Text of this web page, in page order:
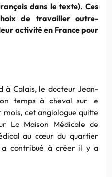
dans le texte). Ces
de travailler outre-
activité en France pour
à Calais, le docteur Jean-
temps à cheval sur le
cet angiologue quitte
La Maison Médicale de
au cœur du quartier
a contribué à créer il y a